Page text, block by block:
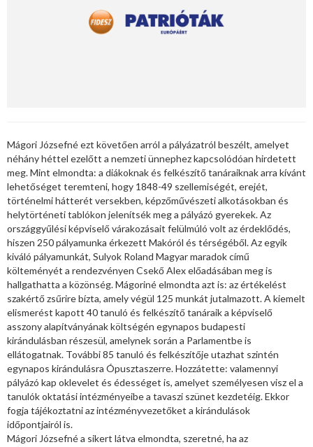
Mágori Józsefné ezt követően arról a pályázatról beszélt, amelyet
néhány héttel ezelőtt a nemzeti ünnephez kapcsolódóan hirdetett
meg. Mint elmondta: a diákoknak és felkészítő tanáraiknak arra kívánt
lehetőséget teremteni, hogy 1848-49 szellemiségét, erejét,
történelmi hátterét versekben, képzőművészeti alkotásokban és
helytörténeti tablókon jelenítsék meg a pályázó gyerekek. Az
országgyűlési képviselő várakozásait felülmúló volt az érdeklődés,
hiszen 250 pályamunka érkezett Makóról és térségéből. Az egyik
kiváló pályamunkát, Sulyok Roland Magyar maradok című
költeményét a rendezvényen Csekő Alex előadásában meg is
hallgathatta a közönség. Mágoriné elmondta azt is: az értékelést
szakértő zsűrire bízta, amely végül 125 munkát jutalmazott. A kiemelt
elismerést kapott 40 tanuló és felkészítő tanáraik a képviselő
asszony alapítványának költségén egynapos budapesti
kirándulásban részesül, amelynek során a Parlamentbe is
ellátogatnak. További 85 tanuló és felkészítője utazhat szintén
egynapos kirándulásra Ópusztaszerre. Hozzátette: valamennyi
pályázó kap oklevelet és édességet is, amelyet személyesen visz el a
tanulók oktatási intézményeibe a tavaszi szünet kezdetéig. Ekkor
fogja tájékoztatni az intézményvezetőket a kirándulások
időpontjairól is.
Mágori Józsefné a sikert látva elmondta, szeretné, ha az